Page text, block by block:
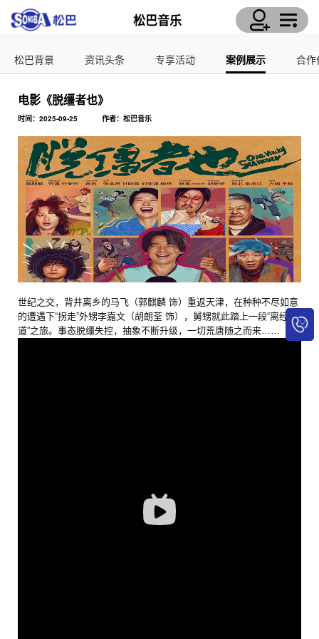
松巴音乐
松巴背景 资讯头条 专享活动 案例展示 合作
电影《脱缰者也》
时间：2025-09-25 作者：松巴音乐
世纪之交，背井离乡的马飞（郭麒麟 饰）重返天津，在种种不尽如意
的遭遇下“拐走”外甥李嘉文（胡朗荃 饰），舅甥就此踏上一段“离经叛
道”之旅。事态脱缰失控，抽象不断升级，一切荒唐随之而来……